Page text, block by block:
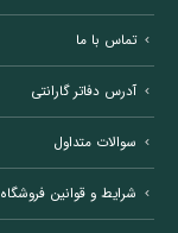
تماس با ما
آدرس دفاتر گارانتی
سوالات متداول
شرایط و قوانین فروشگاه